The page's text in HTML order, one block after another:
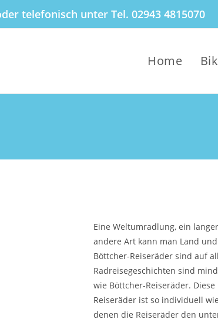
telefonisch unter Tel. 02943 4815070
Home
Eine Weltumradlung, ein
andere Art kann man Land
Böttcher-Reiseräder sind auf
Radreisegeschichten sind
wie Böttcher-Reiseräder.
Reiseräder ist so individuell
denen die Reiseräder den